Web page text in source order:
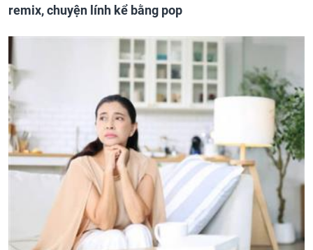
remix, chuyện lính kể bằng pop